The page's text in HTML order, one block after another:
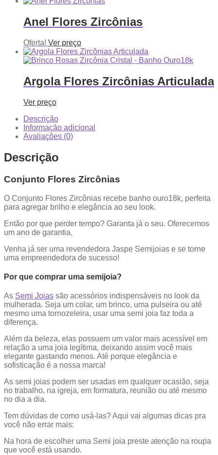
Anel Flores Zircônias
Oferta! Ver preço
Argola Flores Zircônias Articulada
Ver preço
Descrição
Informação adicional
Avaliações (0)
Descrição
Conjunto Flores Zircônias
O Conjunto Flores Zircônias recebe banho ouro18k, perfeita
para agregar brilho e elegância ao seu look.
Então por que perder tempo? Garanta já o seu. Oferecemos
um ano de garantia.
Venha já ser uma revendedora Jaspe Semijoias e se torne
uma empreendedora de sucesso!
Por que comprar uma semijoia?
As Semi Joias são acessórios indispensáveis no look da
mulherada. Seja um colar, um brinco, uma pulseira ou até
mesmo uma tornozeleira, usar uma semi joia faz toda a
diferença.
Além da beleza, elas possuem um valor mais acessível em
relação a uma joia legítima, deixando assim você mais
elegante gastando menos. Até porque elegância e
sofisticação é a nossa marca!
As semi joias podem ser usadas em qualquer ocasião, seja
no trabalho, na igreja, em formatura, reunião ou até mesmo
no dia a dia.
Tem dúvidas de como usá-las? Aqui vai algumas dicas pra
você não errar mais:
Na hora de escolher uma Semi joia preste atenção na roupa
que você está usando.